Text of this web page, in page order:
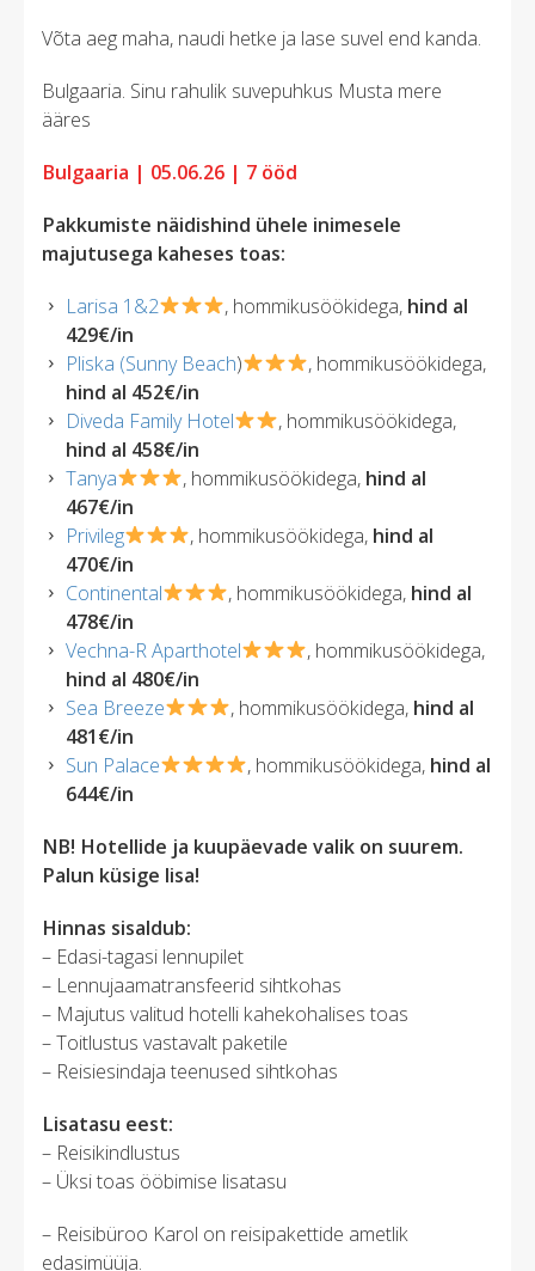
Võta aeg maha, naudi hetke ja lase suvel end kanda.
Bulgaaria. Sinu rahulik suvepuhkus Musta mere
ääres
Bulgaaria | 05.06.26 | 7 ööd
Pakkumiste näidishind ühele inimesele
majutusega kaheses toas:
Larisa 1&2
, hommikusöökidega, hind al
429€/in
Pliska (Sunny Beach)
, hommikusöökidega,
hind al 452€/in
Diveda Family Hotel
, hommikusöökidega,
hind al 458€/in
Tanya
, hommikusöökidega, hind al
467€/in
Privileg
, hommikusöökidega, hind al
470€/in
Continental
, hommikusöökidega, hind al
478€/in
Vechna-R Aparthotel
, hommikusöökidega,
hind al 480€/in
Sea Breeze
, hommikusöökidega, hind al
481€/in
Sun Palace
, hommikusöökidega, hind al
644€/in
NB! Hotellide ja kuupäevade valik on suurem.
Palun küsige lisa!
Hinnas sisaldub:
– Edasi-tagasi lennupilet
– Lennujaamatransfeerid sihtkohas
– Majutus valitud hotelli kahekohalises toas
– Toitlustus vastavalt paketile ​
– Reisiesindaja teenused sihtkohas
Lisatasu eest:
– Reisikindlustus
– Üksi toas ööbimise lisatasu
– Reisibüroo Karol on reisipakettide ametlik
edasimüüja.